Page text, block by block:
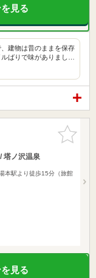
見る
建物は昔のままを保存
ばりで味がありまし…
お気に入
りに追加
塔ノ沢温泉
本駅より徒歩15分（旅館
見る